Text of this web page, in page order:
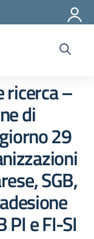
ricerca –
di
29
SGB,
PI e FI-SI